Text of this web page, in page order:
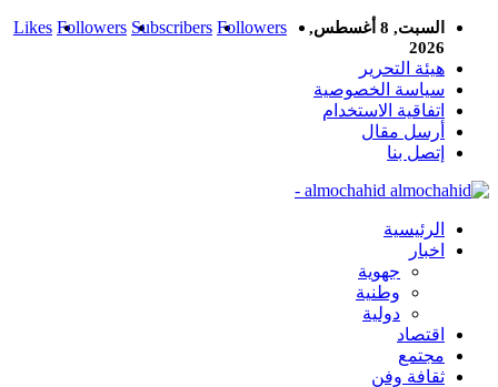
Likes Followers Subscribers Followers
السبت, 8 أغسطس,
2026
هيئة التحرير
سياسة الخصوصية
اتفاقية الاستخدام
أرسل مقال
إتصل بنا
almochahid -
الرئيسية
اخبار
جهوية
وطنية
دولية
اقتصاد
مجتمع
ثقافة وفن